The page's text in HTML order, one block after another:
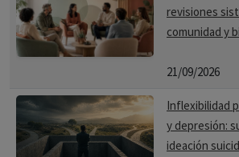
revisiones
comunidad y
21/09/2026
Inflexibilidad
y depresión:
ideación